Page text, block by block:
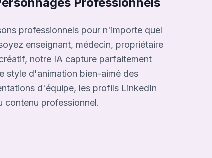
professionnels pour n'importe quel
enseignant, médecin, propriétaire
notre IA capture parfaitement
style d'animation bien-aimé des
d'équipe, les profils LinkedIn
contenu professionnel.